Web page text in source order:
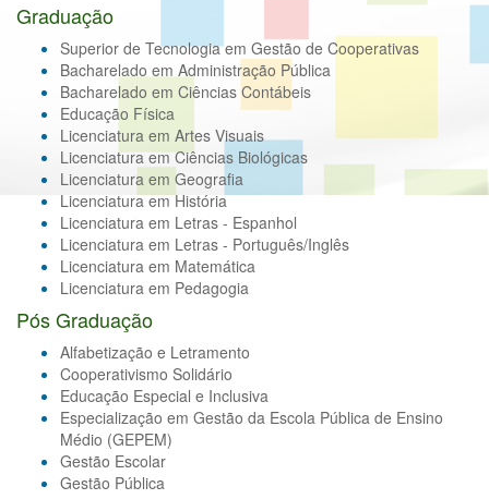
Graduação
Superior de Tecnologia em Gestão de Cooperativas
Bacharelado em Administração Pública
Bacharelado em Ciências Contábeis
Educação Física
Licenciatura em Artes Visuais
Licenciatura em Ciências Biológicas
Licenciatura em Geografia
Licenciatura em História
Licenciatura em Letras - Espanhol
Licenciatura em Letras - Português/Inglês
Licenciatura em Matemática
Licenciatura em Pedagogia
Pós Graduação
Alfabetização e Letramento
Cooperativismo Solidário
Educação Especial e Inclusiva
Especialização em Gestão da Escola Pública de Ensino
Médio (GEPEM)
Gestão Escolar
Gestão Pública